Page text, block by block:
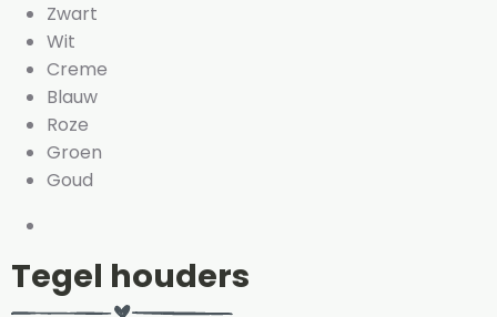
Zwart
Wit
Creme
Blauw
Roze
Groen
Goud
Tegel houders